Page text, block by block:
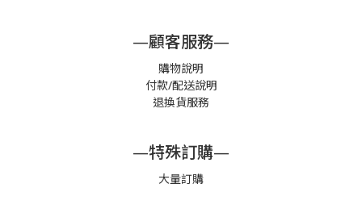
—顧客服務—
購物說明
付款/配送說明
退換貨服務
—特殊訂購—
大量訂購